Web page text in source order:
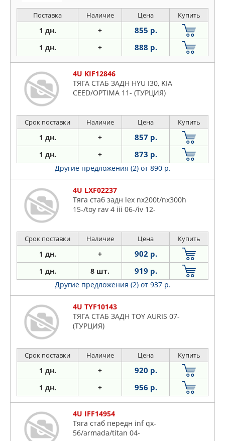
Поставка Наличие Цена Купить
1 дн. + 855 р.
1 дн. + 888 р.
4U KIF12846
ТЯГА СТАБ ЗАДН HYU I30, KIA
CEED/OPTIMA 11- (ТУРЦИЯ)
Срок поставки Наличие Цена Купить
1 дн. + 857 р.
1 дн. + 873 р.
Другие предложения (2) от 890 р.
4U LXF02237
Тяга стаб задн lex nx200t/nx300h
15-/toy rav 4 iii 06-/iv 12-
Срок поставки Наличие Цена Купить
1 дн. + 902 р.
1 дн. 8 шт. 919 р.
Другие предложения (2) от 937 р.
4U TYF10143
ТЯГА СТАБ ЗАДН TOY AURIS 07-
(ТУРЦИЯ)
Срок поставки Наличие Цена Купить
1 дн. + 920 р.
1 дн. + 956 р.
4U IFF14954
Тяга стаб передн inf qx-
56/armada/titan 04-